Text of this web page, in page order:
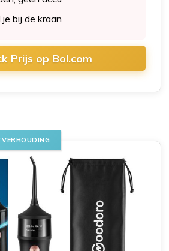
bij de kraan
Prijs op Bol.com